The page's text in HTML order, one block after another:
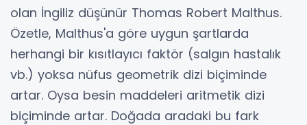
olan İngiliz düşünür Thomas Robert Malthus.
Özetle, Malthus'a göre uygun şartlarda
herhangi bir kısıtlayıcı faktör (salgın hastalık
vb.) yoksa nüfus geometrik dizi biçiminde
artar. Oysa besin maddeleri aritmetik dizi
biçiminde artar. Doğada aradaki bu fark